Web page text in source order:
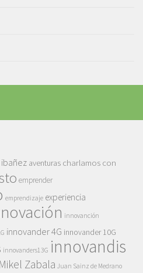
ibañez aventuras charlamos con
emprender
emprendizaje experiencia
innovanción
innovander 4G innovander 10G
innovanders13G innovandis
Zabala Juan Sainz de Medrano